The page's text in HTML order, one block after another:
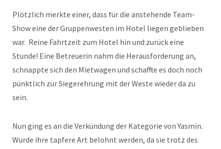
Plötzlich merkte einer, dass für die anstehende Team-
Show eine der Gruppenwesten im Hotel liegen geblieben
war. Reine Fahrtzeit zum Hotel hin und zurück eine
Stunde! Eine Betreuerin nahm die Herausforderung an,
schnappte sich den Mietwagen und schaffte es doch noch
pünktlich zur Siegerehrung mit der Weste wieder da zu
sein.
Nun ging es an die Verkündung der Kategorie von Yasmin.
Würde ihre tapfere Art belohnt werden, da sie trotz des